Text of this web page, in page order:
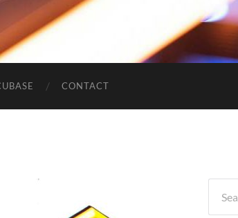
CONTACT
for: